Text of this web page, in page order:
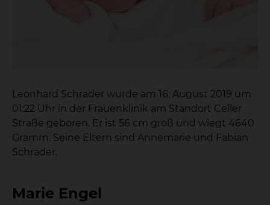
Leonhard Schrader wurde am 16. August 2019 um
01:22 Uhr in der Frauenklinik am Standort Celler
Straße geboren. Er ist 56 cm groß und wiegt 4640
Gramm. Seine Eltern sind Annemarie und Fabian
Schrader.
Marie Engel